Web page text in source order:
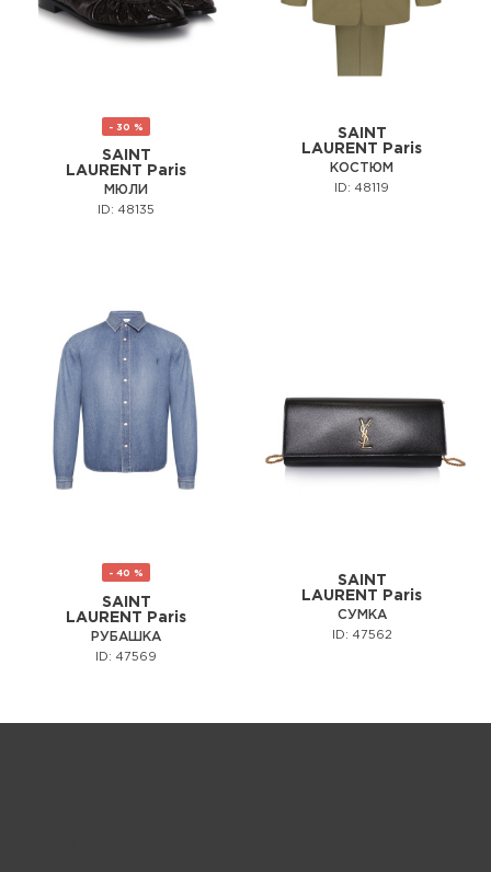
- 30 %
SAINT
LAURENT Paris
МЮЛИ
ID: 48135
SAINT
LAURENT Paris
КОСТЮМ
ID: 48119
- 40 %
SAINT
LAURENT Paris
РУБАШКА
ID: 47569
SAINT
LAURENT Paris
СУМКА
ID: 47562